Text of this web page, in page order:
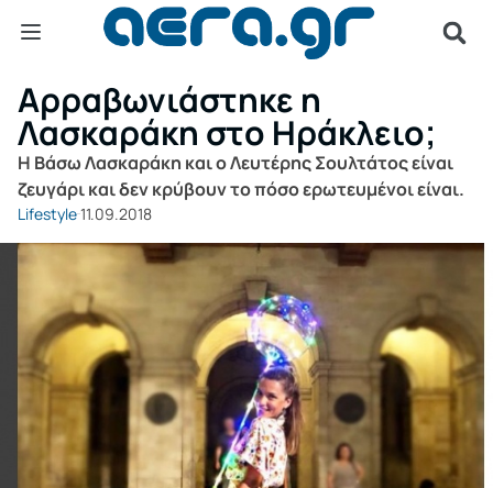
Αρραβωνιάστηκε η
Λασκαράκη στo Ηράκλειο;
Η Βάσω Λασκαράκη και ο Λευτέρης Σουλτάτος είναι
ζευγάρι και δεν κρύβουν το πόσο ερωτευμένοι είναι.
Lifestyle11.09.2018